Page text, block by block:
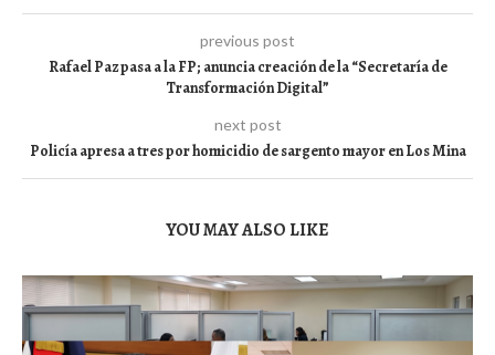
previous post
Rafael Paz pasa a la FP; anuncia creación de la “Secretaría de
Transformación Digital”
next post
Policía apresa a tres por homicidio de sargento mayor en Los Mina
YOU MAY ALSO LIKE